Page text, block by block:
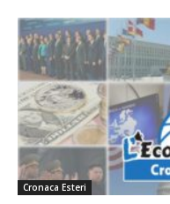
Cronaca Esteri